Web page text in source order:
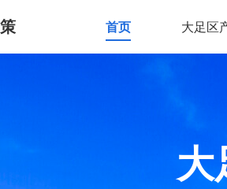
首页 大足区
大